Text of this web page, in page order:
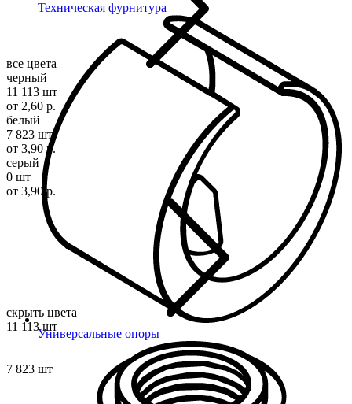
Техническая фурнитура
Универсальные опоры
все цвета
черный
11 113 шт
от 2,60 р.
белый
7 823 шт
от 3,90 р.
серый
0 шт
от 3,90 р.
скрыть цвета
11 113 шт
7 823 шт